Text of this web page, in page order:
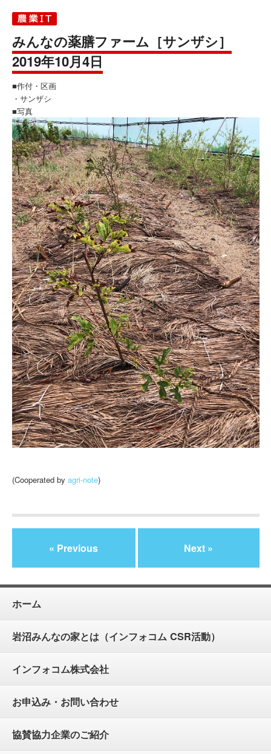
みんなの薬膳ファーム［サンザシ］
2019年10月4日
■作付・区画
・サンザシ
■写真
(Cooperated by agri-note)
« Previous Next »
ホーム
岩沼みんなの家とは（インフォコム CSR活動）
インフォコム株式会社
お申込み・お問い合わせ
協賛協力企業のご紹介